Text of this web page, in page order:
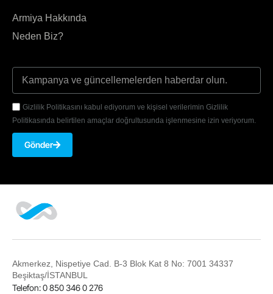
Armiya Hakkında
Neden Biz?
Gizlilik Politikasını kabul ediyorum ve kişisel verilerimin Gizlilik
Politikasında belirtilen amaçlar doğrultusunda işlenmesine izin veriyorum.
Gönder
Akmerkez, Nispetiye Cad. B-3 Blok Kat 8 No: 7001 34337
Beşiktaş/İSTANBUL
Telefon: 0 850 346 0 276